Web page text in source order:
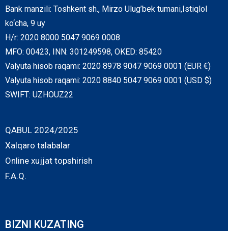
Bank manzili: Toshkent sh., Mirzo Ulug’bek tumani,Istiqlol
ko‘cha, 9 uy
H/r: 2020 8000 5047 9069 0008
MFO: 00423, INN: 301249598, OKED: 85420
Valyuta hisob raqami: 2020 8978 9047 9069 0001 (EUR €)
Valyuta hisob raqami: 2020 8840 5047 9069 0001 (USD $)
SWIFT: UZHOUZ22
QABUL 2024/2025
Xalqaro talabalar
Online xujjat topshirish
F.A.Q.
BIZNI KUZATING